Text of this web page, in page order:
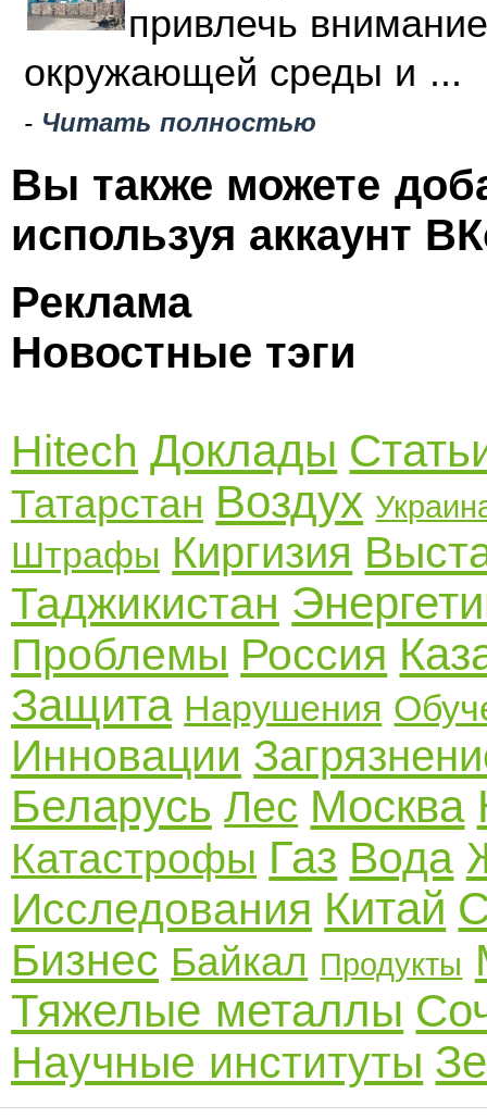
привлечь
окружающей среды и ...
- Читать полностью
Вы также можете
используя аккаунт
Реклама
Новостные тэги
Hitech Доклады
Татарстан Воздух
Штрафы Киргизия
Таджикистан
Проблемы Россия
Защита Нарушения
Инновации
Беларусь Лес Москва
Катастрофы Газ Вода
Исследования Китай
Бизнес Байкал Продукты
Тяжелые металлы
Научные институты